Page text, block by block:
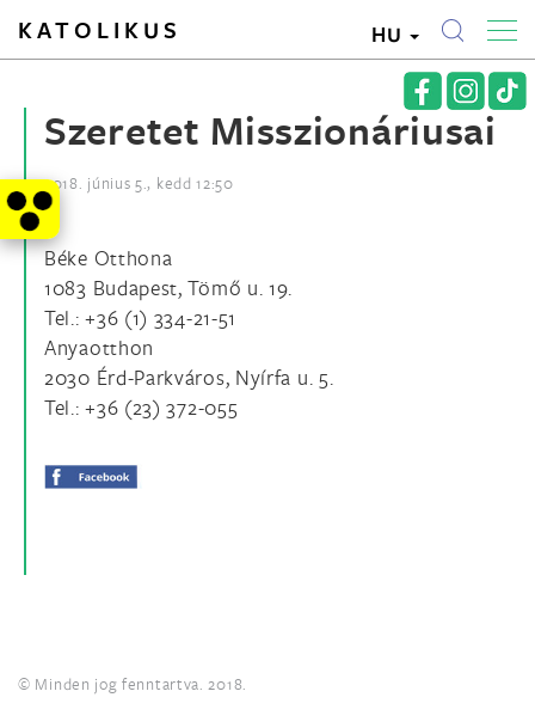
KATOLIKUS HU
Szeretet Misszionáriusai
2018. június 5., kedd 12:50
Béke Otthona
1083 Budapest, Tömő u. 19.
Tel.: +36 (1) 334-21-51
Anyaotthon
2030 Érd-Parkváros, Nyírfa u. 5.
Tel.: +36 (23) 372-055
© Minden jog fenntartva. 2018.